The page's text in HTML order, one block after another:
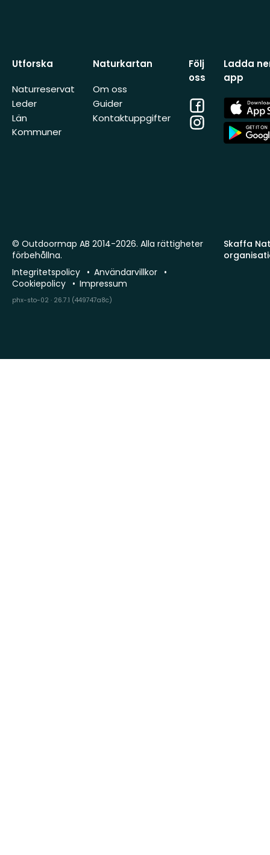
Utforska
Naturreservat
Leder
Län
Kommuner
Naturkartan
Om oss
Guider
Kontaktuppgifter
Följ
oss
Facebook
Instagram
Ladda
app
App
Store
App
Store
Skaffa
© Outdoormap AB 2014-2026. Alla rättigheter
förbehållna.
Integritetspolicy
Användarvillkor
Cookiepolicy
Impressum
phx-sto-02 · 26.7.1 (449747a8c)